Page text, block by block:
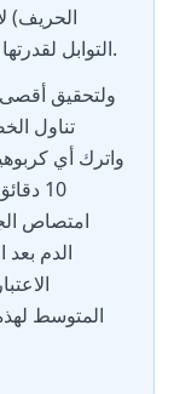
الحريف)
التوابل لقدرتها المحتملة على دعم عملية تمثيل الجلوكوز.
ولتحقيق
تناول
واترك أي
10
امتصاص
الدم
المتوسط